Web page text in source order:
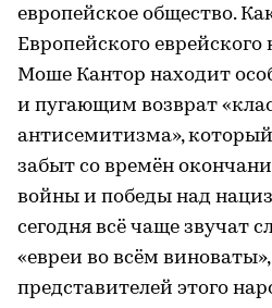
европейское общество.
Европейского еврейского
Моше Кантор находит
и пугающим возврат
антисемитизма»,
забыт со времён
войны и победы над
сегодня всё чаще звучат
«евреи во всём
представителей этого